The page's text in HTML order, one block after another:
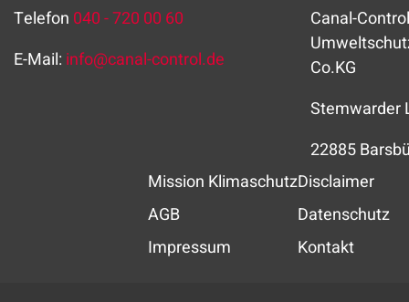
Telefon 040 - 720 00 60
E-Mail: info@canal-control.de
Canal-
Co.KG
Stemwarder
22885
Mission Klimaschutz
AGB
Impressum
Disclaimer
Datenschutz
Kontakt